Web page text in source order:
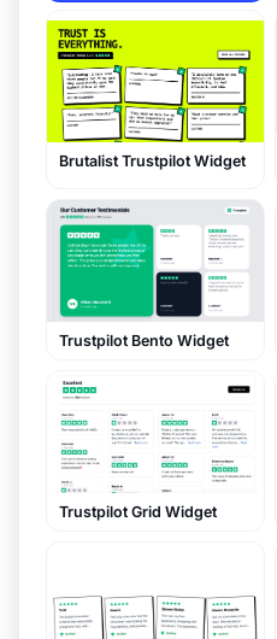
Brutalist Trustpilot Widget
Trustpilot Bento Widget
Trustpilot Grid Widget